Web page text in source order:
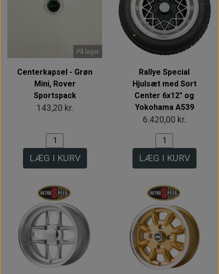
På lager
Centerkapsel - Grøn
Mini, Rover
Sportspack
143,20 kr.
LÆG I KURV
Rallye Special
Hjulsæt med Sort
Center 6x12" og
Yokohama A539
6.420,00 kr.
LÆG I KURV